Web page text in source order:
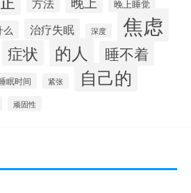
晚上睡觉
么 治疗失眠 深度 焦虑
症状 的人 睡不着
眠时间 紧张 自己的
顽固性